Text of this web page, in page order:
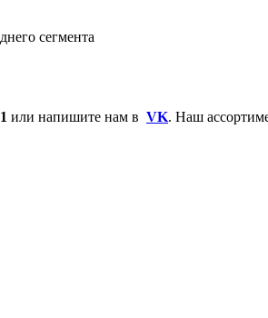
сегмента
или напишите нам в VK. Наш